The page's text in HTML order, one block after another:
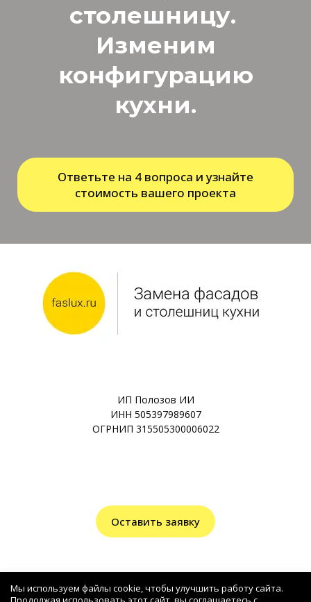
столешницу.
Изменим
конфигурацию
кухни.
Ответьте на 4 вопроса и узнайте
стоимость вашего проекта
ИП Полозов ИИ
ИНН 505397989607
ОГРНИП 315505300006022
Оставить заявку
Мы используем файлы cookie, чтобы улучшить работу сайта.